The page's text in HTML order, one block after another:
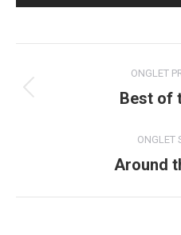
de
commentaire
ONGLET
Best of
ONGLET
Around